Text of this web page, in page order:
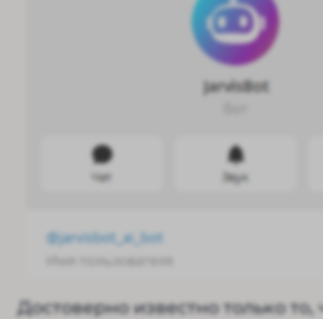
Достоверно известно только